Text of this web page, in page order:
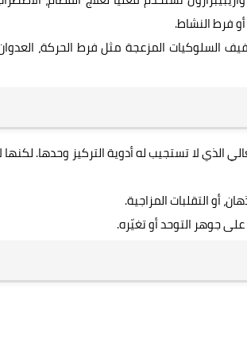
فرط النشاط.
السلوكيات المزعجة مثل فرط الحركة،
الذي لا تستجيب له أدوية التركيز وحدها. لكنها
أو التقلبات المزاجية.
جوهر التوحد أو تغيّره.